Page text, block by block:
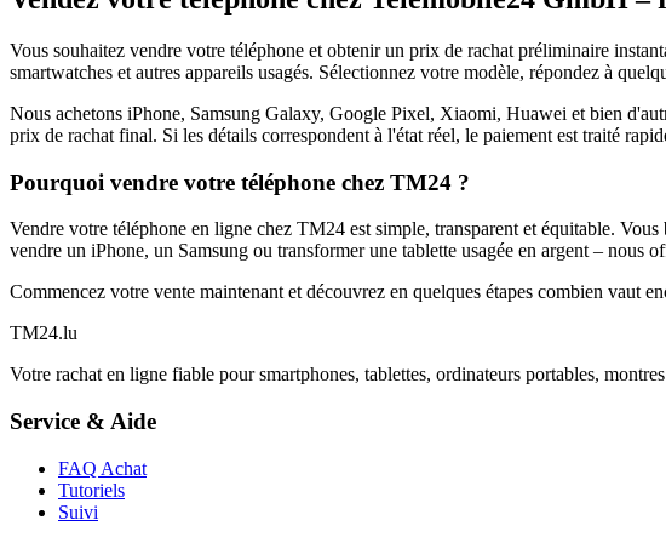
Vous souhaitez vendre votre téléphone et obtenir un prix de rachat préliminaire
smartwatches et autres appareils usagés. Sélectionnez votre modèle, répondez à
Nous achetons iPhone, Samsung Galaxy, Google Pixel, Xiaomi, Huawei et bien
prix de rachat final. Si les détails correspondent à l'état réel, le paiement est traité
Pourquoi vendre votre téléphone chez TM24 ?
Vendre votre téléphone en ligne chez TM24 est simple, transparent et équitable.
vendre un iPhone, un Samsung ou transformer une tablette usagée en argent – nous
Commencez votre vente maintenant et découvrez en quelques étapes combien vaut
TM24.lu
Votre rachat en ligne fiable pour smartphones, tablettes, ordinateurs portables,
Service & Aide
FAQ Achat
Tutoriels
Suivi